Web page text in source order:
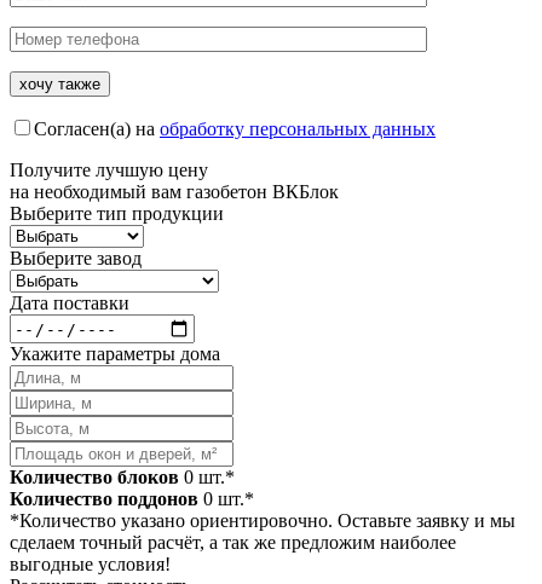
Согласен(а) на обработку персональных данных
Получите лучшую цену
на необходимый вам газобетон ВКБлок
Выберите тип продукции
Выберите завод
Дата поставки
Укажите параметры дома
Количество блоков 0 шт.*
Количество поддонов 0 шт.*
*Количество указано ориентировочно. Оставьте заявку и мы
сделаем точный расчёт, а так же предложим наиболее
выгодные условия!